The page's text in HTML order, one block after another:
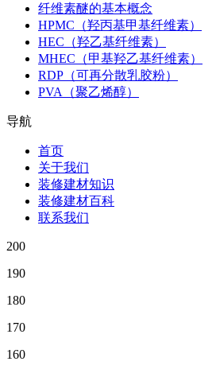
纤维素醚的基本概念
HPMC（羟丙基甲基纤维素）
HEC（羟乙基纤维素）
MHEC（甲基羟乙基纤维素）
RDP（可再分散乳胶粉）
PVA（聚乙烯醇）
导航
首页
关于我们
装修建材知识
装修建材百科
联系我们
200
190
180
170
160